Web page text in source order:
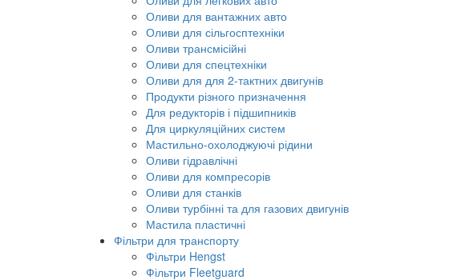
Мастильні матеріали
Оливи для легкових авто
Оливи для вантажних авто
Оливи для сільгосптехніки
Оливи трансмісійні
Оливи для спецтехніки
Оливи для для 2-тактних двигунів
Продукти різного призначення
Для редукторів і підшипників
Для циркуляційних систем
Мастильно-охолоджуючі рідини
Оливи гідравлічні
Оливи для компресорів
Оливи для станків
Оливи турбінні та для газових двигунів
Мастила пластичні
Фільтри для транспорту